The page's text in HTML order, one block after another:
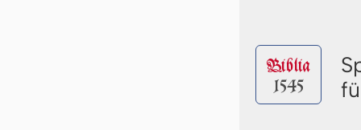
Biblia
1545